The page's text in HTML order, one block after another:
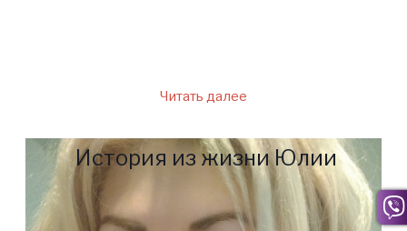
Читать далее
История из жизни Юлии